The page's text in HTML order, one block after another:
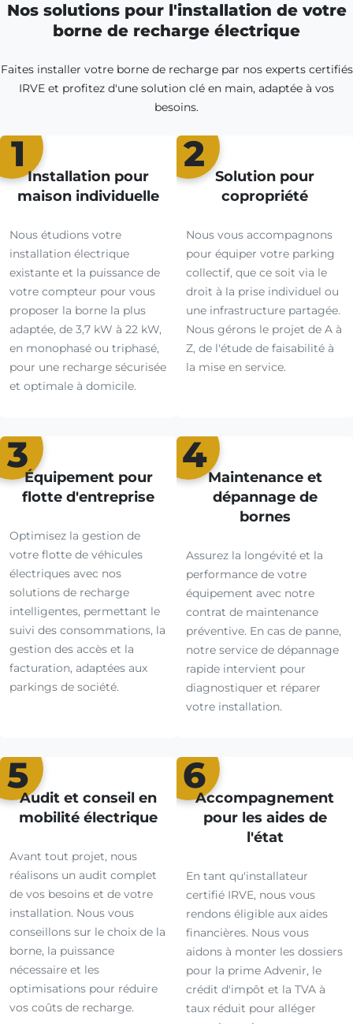
Nos solutions pour l'installation de votre
borne de recharge électrique
Faites installer votre borne de recharge par nos experts certifiés
IRVE et profitez d'une solution clé en main, adaptée à vos
besoins.
1
Installation pour
maison individuelle
Nous étudions votre
installation électrique
existante et la puissance de
votre compteur pour vous
proposer la borne la plus
adaptée, de 3,7 kW à 22 kW,
en monophasé ou triphasé,
pour une recharge sécurisée
et optimale à domicile.
2
Solution pour
copropriété
Nous vous accompagnons
pour équiper votre parking
collectif, que ce soit via le
droit à la prise individuel ou
une infrastructure partagée.
Nous gérons le projet de A à
Z, de l'étude de faisabilité à
la mise en service.
3
Équipement pour
flotte d'entreprise
Optimisez la gestion de
votre flotte de véhicules
électriques avec nos
solutions de recharge
intelligentes, permettant le
suivi des consommations, la
gestion des accès et la
facturation, adaptées aux
parkings de société.
4
Maintenance et
dépannage de
bornes
Assurez la longévité et la
performance de votre
équipement avec notre
contrat de maintenance
préventive. En cas de panne,
notre service de dépannage
rapide intervient pour
diagnostiquer et réparer
votre installation.
5
Audit et conseil en
mobilité électrique
Avant tout projet, nous
réalisons un audit complet
de vos besoins et de votre
installation. Nous vous
conseillons sur le choix de la
borne, la puissance
nécessaire et les
optimisations pour réduire
vos coûts de recharge.
6
Accompagnement
pour les aides de
l'état
En tant qu'installateur
certifié IRVE, nous vous
rendons éligible aux aides
financières. Nous vous
aidons à monter les dossiers
pour la prime Advenir, le
crédit d'impôt et la TVA à
taux réduit pour alléger